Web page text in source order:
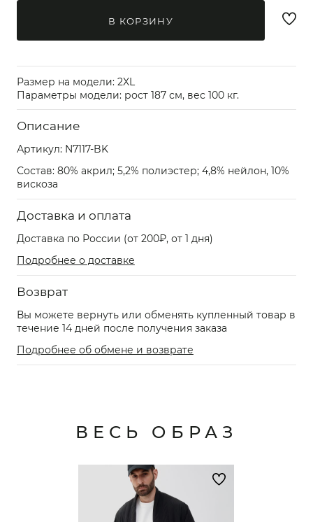
В КОРЗИНУ
Размер на модели: 2XL
Параметры модели: рост 187 см, вес 100 кг.
Описание
Артикул: N7117-BK
Состав: 80% акрил; 5,2% полиэстер; 4,8% нейлон, 10%
вискоза
Доставка и оплата
Доставка по России (от 200₽, от 1 дня)
Подробнее о доставке
Возврат
Вы можете вернуть или обменять купленный товар в
течение 14 дней после получения заказа
Подробнее об обмене и возврате
ВЕСЬ ОБРАЗ